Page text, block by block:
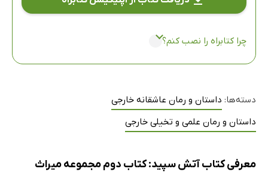
چرا کتابراه را نصب کنم؟
دسته‌ها: داستان و رمان عاشقانه خارجی
داستان و رمان علمی و تخیلی خارجی
معرفی کتاب آتش سپید: کتاب دوم مجموعه‌ میراث